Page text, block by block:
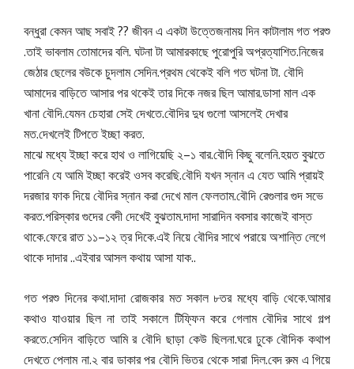
বন্ধুরা কেমন আছ সবাই ?? জীবন এ একটা উত্তেজনাময় দিন কাটালাম গত পরশু
.তাই ভাবলাম তোমাদের বলি. ঘটনা টা আমারকাছে পুরোপুরি অপ্রত্যাশিত.নিজের
জেঠার ছেলের বউকে চুদলাম সেদিন.প্রথম থেকেই বলি গত ঘটনা টা. বৌদি
আমাদের বাড়িতে আসার পর থকেই তার দিকে নজর ছিল আমার.ডাসা মাল এক
খানা বৌদি.যেমন চেহারা সেই দেখতে.বৌদির দুধ গুলো আসলেই দেখার
মত.দেখলেই টিপতে ইচ্ছা করত.
মাঝে মধ্যে ইচ্ছা করে হাথ ও লাগিয়েছি ২–১ বার.বৌদি কিছু বলেনি.হয়ত বুঝতে
পারেনি যে আমি ইচ্ছা করেই ওসব করেছি.বৌদি যখন স্নান এ যেত আমি প্রায়ই
দরজার ফাক দিয়ে বৌদির স্নান করা দেখে মাল ফেলতাম.বৌদি রেগুলার গুদ সভে
করত.পরিস্কার গুদের বেদী দেখেই বুঝতাম.দাদা সারাদিন ববসার কাজেই বাস্ত
থাকে.ফেরে রাত ১১–১২ ত্র দিকে.এই নিয়ে বৌদির সাথে পরায়ে অশান্তি লেগে
থাকে দাদার..এইবার আসল কথায় আসা যাক..
গত পরশু দিনের কথা.দাদা রোজকার মত সকাল ৮তর মধ্যে বাড়ি থেকে.আমার
কথাও যাওয়ার ছিল না তাই সকালে টিফ্ফিন করে গেলাম বৌদির সাথে গল্প
করতে.সেদিন বাড়িতে আমি র বৌদি ছাড়া কেউ ছিলনা.ঘরে ঢুকে বৌদিক কথাপ
দেখতে পেলাম না.২ বার ডাকার পর বৌদি ভিতর থেকে সারা দিল.বেদ রুম এ গিয়ে